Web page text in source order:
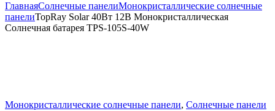
ГлавнаяСолнечные панелиМонокристаллические солнечные
панелиTopRay Solar 40Вт 12В Монокристаллическая
Солнечная батарея TPS-105S-40W
Монокристаллические солнечные панели, Солнечные панели